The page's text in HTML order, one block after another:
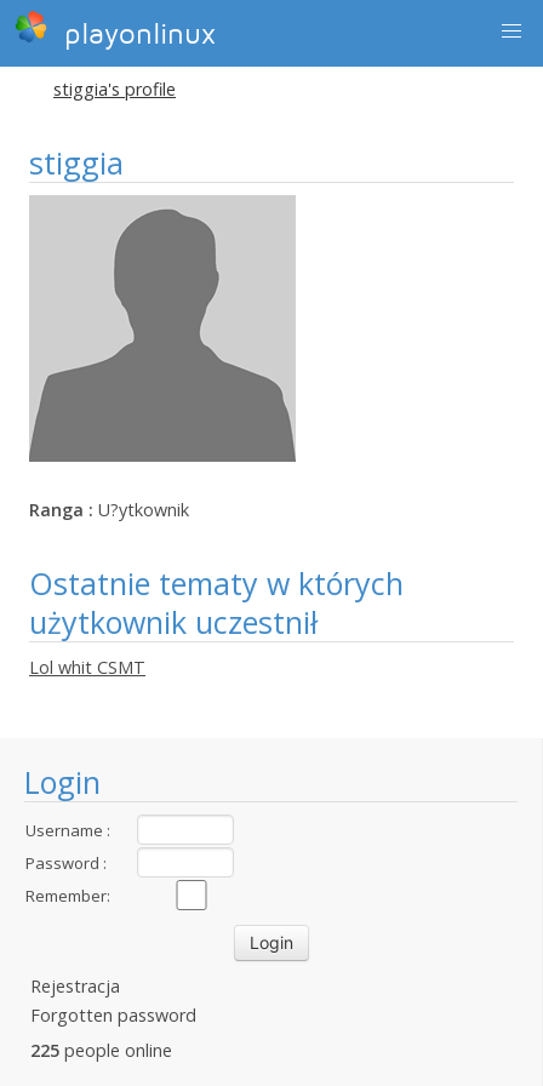
playonlinux
Login
Username :
Password :
Remember:
Rejestracja
Forgotten password
225 people online
stiggia's profile
stiggia
Ranga : U?ytkownik
Ostatnie tematy w których
użytkownik uczestnił
Lol whit CSMT